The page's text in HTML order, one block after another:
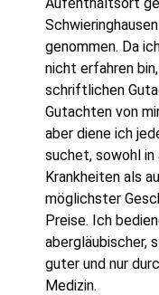
genommen. Da
nicht erfahren
schriftlichen
Gutachten von
aber diene ich
suchet, sowohl in
Krankheiten als
möglichster
Preise. Ich
abergläubischer,
guter und nur
Medizin.